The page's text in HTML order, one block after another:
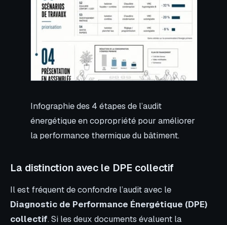
Infographie des 4 étapes de l’audit
énergétique en copropriété pour améliorer
la performance thermique du bâtiment.
La distinction avec le DPE collectif
Il est fréquent de confondre l’audit avec le
Diagnostic de Performance Énergétique (DPE)
collectif. Si les deux documents évaluent la